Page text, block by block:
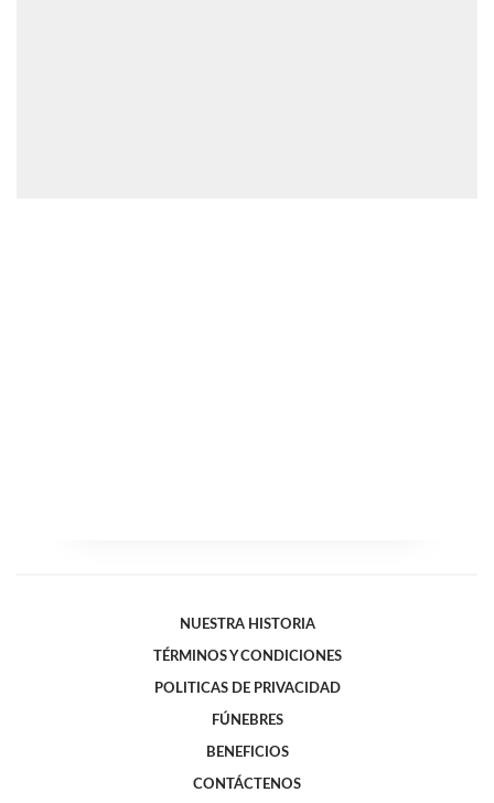
NUESTRA HISTORIA
TÉRMINOS Y CONDICIONES
POLITICAS DE PRIVACIDAD
FÚNEBRES
BENEFICIOS
CONTÁCTENOS